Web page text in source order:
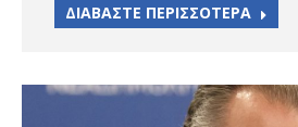
ΔΙΑΒΑΣΤΕ ΠΕΡΙΣΣΟΤΕΡΑ